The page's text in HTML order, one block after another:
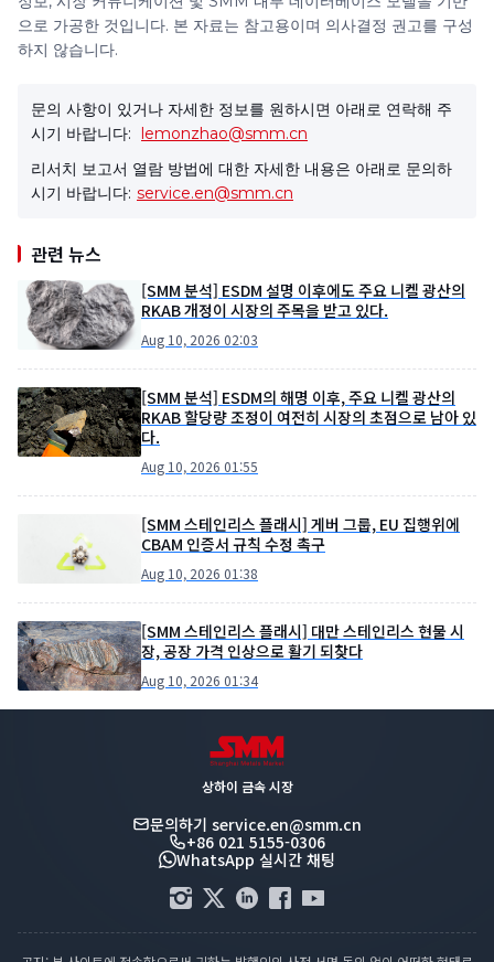
으로 가공한 것입니다. 본 자료는 참고용이며 의사결정 권고를 구성
하지 않습니다.
문의 사항이 있거나 자세한 정보를 원하시면 아래로 연락해 주
시기 바랍니다: lemonzhao@smm.cn
리서치 보고서 열람 방법에 대한 자세한 내용은 아래로 문의하
시기 바랍니다: service.en@smm.cn
관련 뉴스
[SMM 분석] ESDM 설명 이후에도 주요 니켈 광산의
RKAB 개정이 시장의 주목을 받고 있다.
Aug 10, 2026 02:03
[SMM 분석] ESDM의 해명 이후, 주요 니켈 광산의
RKAB 할당량 조정이 여전히 시장의 초점으로 남아 있
다.
Aug 10, 2026 01:55
[SMM 스테인리스 플래시] 게버 그룹, EU 집행위에
CBAM 인증서 규칙 수정 촉구
Aug 10, 2026 01:38
[SMM 스테인리스 플래시] 대만 스테인리스 현물 시
장, 공장 가격 인상으로 활기 되찾다
Aug 10, 2026 01:34
상하이 금속 시장
문의하기 service.en@smm.cn
+86 021 5155-0306
WhatsApp 실시간 채팅